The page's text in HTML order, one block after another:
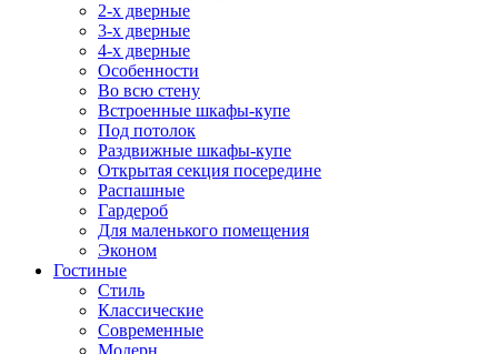
2-х дверные
3-х дверные
4-х дверные
Особенности
Во всю стену
Встроенные шкафы-купе
Под потолок
Раздвижные шкафы-купе
Открытая секция посередине
Распашные
Гардероб
Для маленького помещения
Эконом
Гостиные
Стиль
Классические
Современные
Модерн